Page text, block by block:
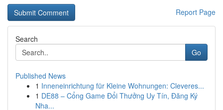
Report Page
Search
Go
Published News
1 Inneneinrichtung für Kleine Wohnungen: Cleveres...
1 DE88 – Cổng Game Đổi Thưởng Uy Tín, Đăng Ký
Nha...